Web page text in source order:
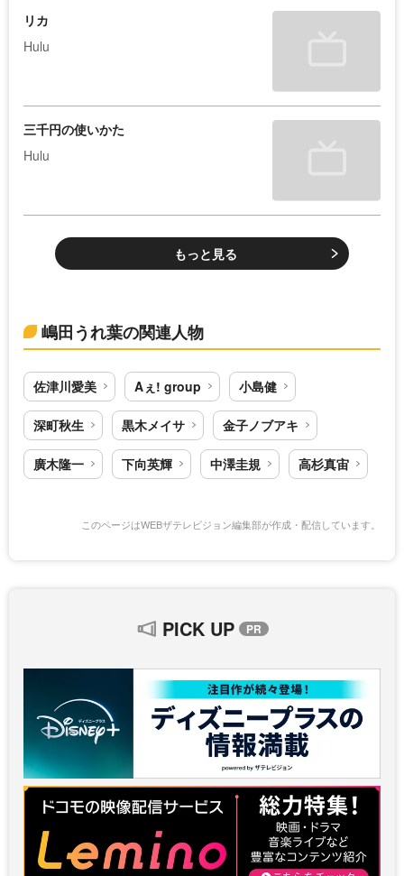
リカ
Hulu
三千円の使いかた
Hulu
もっと見る
嶋田うれ葉の関連人物
佐津川愛美 Aぇ! group 小島健
深町秋生 黒木メイサ 金子ノブアキ
廣木隆一 下向英輝 中澤圭規 高杉真宙
このページはWEBザテレビジョン編集部が作成・配信しています。
PICK UP